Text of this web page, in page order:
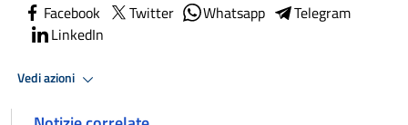
Facebook Twitter Whatsapp
Telegram
LinkedIn
Vedi azioni